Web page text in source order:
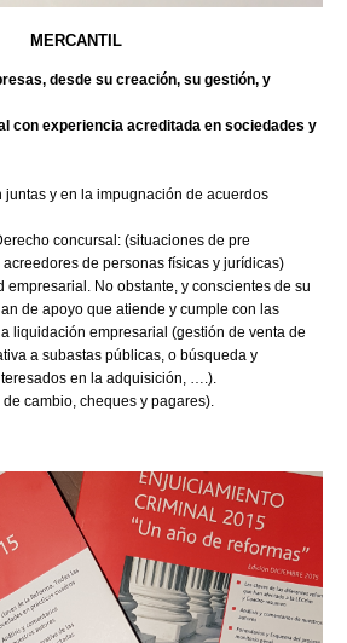
MERCANTIL
desde su creación, su gestión, y
con experiencia acreditada en sociedades y
y en la impugnación de acuerdos
concursal: (situaciones de pre
de personas físicas y jurídicas)
empresarial. No obstante, y conscientes de su
de apoyo que atiende y cumple con las
liquidación empresarial (gestión de venta de
a subastas públicas, o búsqueda y
en la adquisición, ….).
cambio, cheques y pagares).